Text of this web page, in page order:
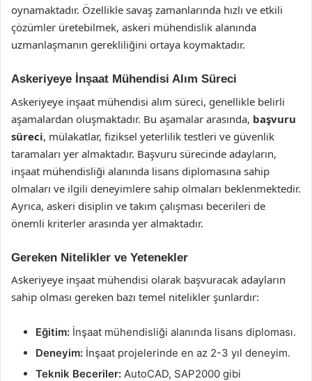
oynamaktadır. Özellikle savaş zamanlarında hızlı ve etkili
çözümler üretebilmek, askeri mühendislik alanında
uzmanlaşmanın gerekliliğini ortaya koymaktadır.
Askeriyeye İnşaat Mühendisi Alım Süreci
Askeriyeye inşaat mühendisi alım süreci, genellikle belirli
aşamalardan oluşmaktadır. Bu aşamalar arasında, başvuru
süreci, mülakatlar, fiziksel yeterlilik testleri ve güvenlik
taramaları yer almaktadır. Başvuru sürecinde adayların,
inşaat mühendisliği alanında lisans diplomasına sahip
olmaları ve ilgili deneyimlere sahip olmaları beklenmektedir.
Ayrıca, askeri disiplin ve takım çalışması becerileri de
önemli kriterler arasında yer almaktadır.
Gereken Nitelikler ve Yetenekler
Askeriyeye inşaat mühendisi olarak başvuracak adayların
sahip olması gereken bazı temel nitelikler şunlardır:
Eğitim: İnşaat mühendisliği alanında lisans diploması.
Deneyim: İnşaat projelerinde en az 2-3 yıl deneyim.
Teknik Beceriler: AutoCAD, SAP2000 gibi